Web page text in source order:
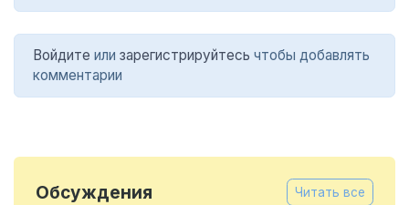
Войдите или зарегистрируйтесь чтобы добавлять
комментарии
Обсуждения Читать все